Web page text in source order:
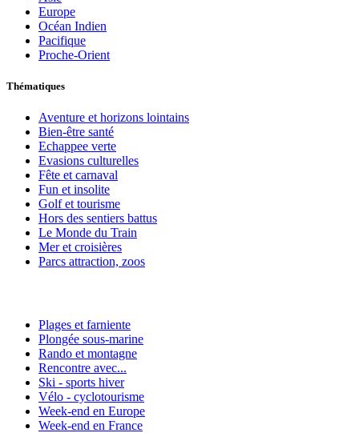
Europe
Océan Indien
Pacifique
Proche-Orient
Thématiques
Aventure et horizons lointains
Bien-être santé
Echappee verte
Evasions culturelles
Fête et carnaval
Fun et insolite
Golf et tourisme
Hors des sentiers battus
Le Monde du Train
Mer et croisières
Parcs attraction, zoos
Plages et farniente
Plongée sous-marine
Rando et montagne
Rencontre avec...
Ski - sports hiver
Vélo - cyclotourisme
Week-end en Europe
Week-end en France